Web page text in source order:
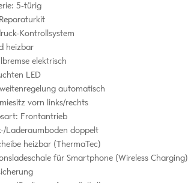
5-türig
Kontrollsystem
heizbar
elektrisch
LED
automatisch
vorn links/rechts
Frontantrieb
Laderaumboden doppelt
heizbar (ThermaTec)
für Smartphone (Wireless Charging)